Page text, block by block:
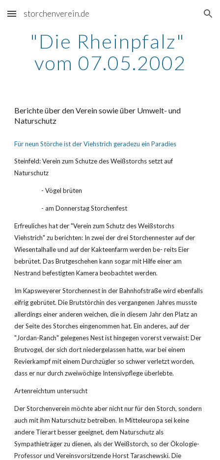
Skip to main content Skip to navigation
storchenverein.de
"Die Rheinpfalz"
vom 07.05.2002
Berichte über den Verein sowie über Umwelt- und
Naturschutz
Für neun Störche ist der Viehstrich geradezu ein Paradies
Steinfeld: Verein zum Schutze des Weißstorchs setzt auf
Naturschutz
- Vögel brüten
- am Donnerstag Storchenfest
Erfreuliches hat der "Verein zum Schutz des Weißstorchs
Viehstrich" zu berichten: In zwei der drei Storchennester auf der
Wiesentalhalle und auf der Kakteenfarm werden be- reits Eier
bebrütet. Das Brutgeschehen kann sogar mit Hilfe einer am
Nestrand befestigten Kamera beobachtet werden.
Im Kapsweyerer Storchennest in der Bahnhofstraße wird ebenfalls
eifrig gebrütet. Die Brutstörchin des vergangenen Jahres musste
allerdings einer anderen weichen, die in diesem Jahr den Platz an
der Seite des Storches eingenommen hat. Ein anderes, auf der
"Jordan-Ranch" gelegenes Nest ist hingegen vorerst verwaist: Der
Brutvogel, der sich dort niedergelassen hatte, war bei einem
Revierkampf mit einem Durchzügler so schwer verletzt worden,
dass er nur durch zweiwöchige Intensivpflege überlebte.
Artenreichtum untersucht
Der Storchenverein möchte aber nicht nur für den Storch, sondern
auch mit ihm Naturschutz betreiben. In Mitteleuropa sei keine
andere Tierart besser geeignet, dem Naturschutz als
Sympathieträger zu dienen, als der Weißstorch, so der Ökologie-
Professor und Vereinsvorsitzende Horst Taraschewski. Die